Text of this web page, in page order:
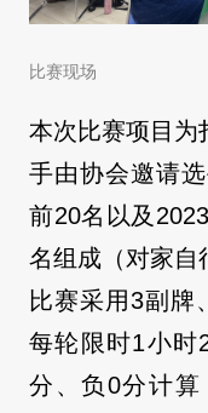
比赛现场
本次比赛项目为
手由协会邀请
前20名以及
名组成（对家自
比赛采用3副牌
每轮限时1小时
分、负0分计算